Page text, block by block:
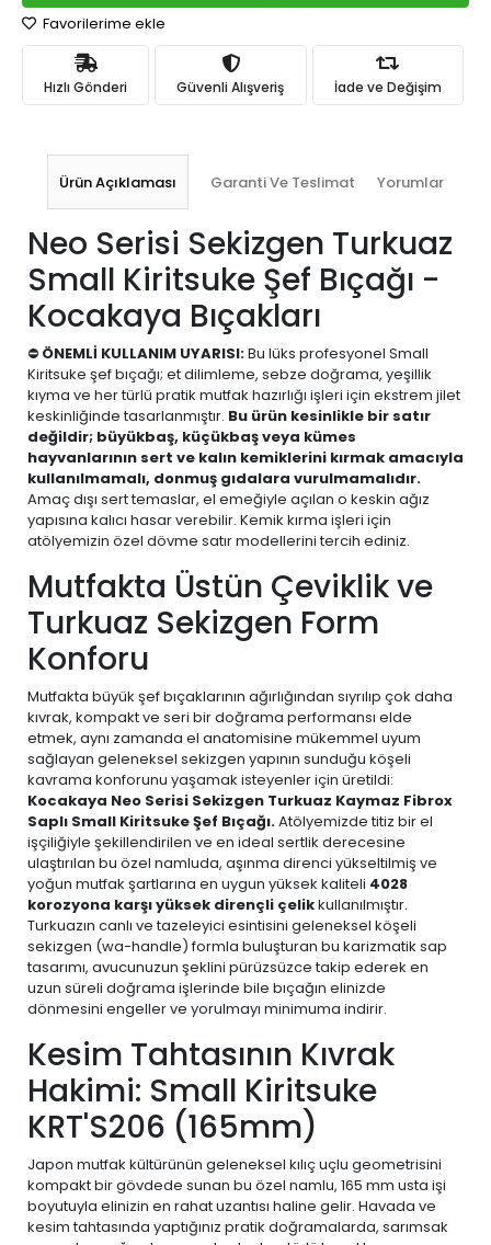
Favorilerime ekle
Hızlı Gönderi Güvenli Alışveriş İade ve Değişim
Ürün Açıklaması Garanti Ve Teslimat Yorumlar
Neo Serisi Sekizgen Turkuaz
Small Kiritsuke Şef Bıçağı -
Kocakaya Bıçakları
⛔ ÖNEMLİ KULLANIM UYARISI:Bu lüks profesyonel Small
Kiritsuke şef bıçağı; et dilimleme, sebze doğrama, yeşillik
kıyma ve her türlü pratik mutfak hazırlığı işleri için ekstrem jilet
keskinliğinde tasarlanmıştır. Bu ürün kesinlikle bir satır
değildir; büyükbaş, küçükbaş veya kümes
hayvanlarının sert ve kalın kemiklerini kırmak amacıyla
kullanılmamalı, donmuş gıdalara vurulmamalıdır.
Amaç dışı sert temaslar, el emeğiyle açılan o keskin ağız
yapısına kalıcı hasar verebilir. Kemik kırma işleri için
atölyemizin özel dövme satır modellerini tercih ediniz.
Mutfakta Üstün Çeviklik ve
Turkuaz Sekizgen Form
Konforu
Mutfakta büyük şef bıçaklarının ağırlığından sıyrılıp çok daha
kıvrak, kompakt ve seri bir doğrama performansı elde
etmek, aynı zamanda el anatomisine mükemmel uyum
sağlayan geleneksel sekizgen yapının sunduğu köşeli
kavrama konforunu yaşamak isteyenler için üretildi:
Kocakaya Neo Serisi Sekizgen Turkuaz Kaymaz Fibrox
Saplı Small Kiritsuke Şef Bıçağı.Atölyemizde titiz bir el
işçiliğiyle şekillendirilen ve en ideal sertlik derecesine
ulaştırılan bu özel namluda, aşınma direnci yükseltilmiş ve
yoğun mutfak şartlarına en uygun yüksek kaliteli 4028
korozyona karşı yüksek dirençli çelikkullanılmıştır.
Turkuazın canlı ve tazeleyici esintisini geleneksel köşeli
sekizgen (wa-handle) formla buluşturan bu karizmatik sap
tasarımı, avucunuzun şeklini pürüzsüzce takip ederek en
uzun süreli doğrama işlerinde bile bıçağın elinizde
dönmesini engeller ve yorulmayı minimuma indirir.
Kesim Tahtasının Kıvrak
Hakimi: Small Kiritsuke
KRT'S206 (165mm)
Japon mutfak kültürünün geleneksel kılıç uçlu geometrisini
kompakt bir gövdede sunan bu özel namlu, 165 mm usta işi
boyutuyla elinizin en rahat uzantısı haline gelir. Havada ve
kesim tahtasında yaptığınız pratik doğramalarda, sarımsak